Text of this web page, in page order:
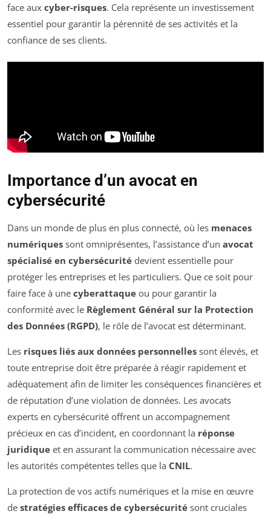
face aux cyber-risques. Cela représente un investissement
essentiel pour garantir la pérennité de ses activités et la
confiance de ses clients.
Importance d’un avocat en
cybersécurité
Dans un monde de plus en plus connecté, où les menaces
numériques sont omniprésentes, l’assistance d’un avocat
spécialisé en cybersécurité devient essentielle pour
protéger les entreprises et les particuliers. Que ce soit pour
faire face à une cyberattaque ou pour garantir la
conformité avec le Règlement Général sur la Protection
des Données (RGPD), le rôle de l’avocat est déterminant.
Les risques liés aux données personnelles sont élevés, et
toute entreprise doit être préparée à réagir rapidement et
adéquatement afin de limiter les conséquences financières et
de réputation d’une violation de données. Les avocats
experts en cybersécurité offrent un accompagnement
précieux en cas d’incident, en coordonnant la réponse
juridique et en assurant la communication nécessaire avec
les autorités compétentes telles que la CNIL.
La protection de vos actifs numériques et la mise en œuvre
de stratégies efficaces de cybersécurité sont cruciales